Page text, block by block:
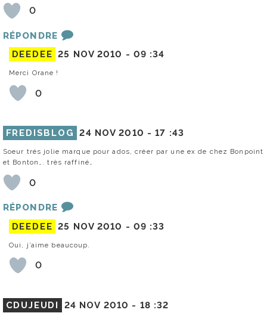
0
RÉPONDRE
DEEDEE 25 NOV 2010 - 09 :34
Merci Orane !
0
FREDISBLOG 24 NOV 2010 -17 :43
Soeur trés jolie marque pour ados, créer par une ex de chez Bonpoint
et Bonton…. très raffiné…
0
RÉPONDRE
DEEDEE 25 NOV 2010 - 09 :33
Oui, j’aime beaucoup.
0
CDUJEUDI 24 NOV 2010 - 18 :32